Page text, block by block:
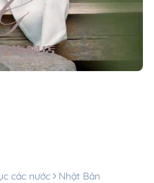
các nước Nhật Bản